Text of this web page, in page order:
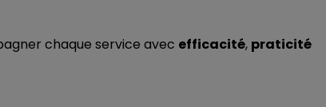
chaque service avec efficacité, praticité